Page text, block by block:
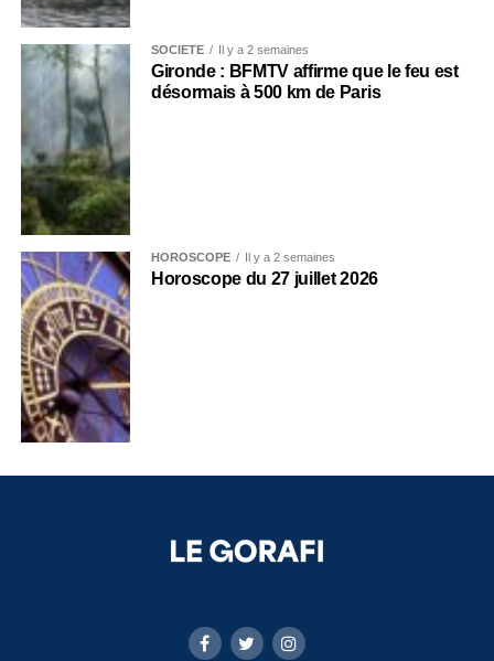
SOCIÉTÉ Il y a 2 semaines
Gironde : BFMTV affirme que le feu est
désormais à 500 km de Paris
HOROSCOPE Il y a 2 semaines
Horoscope du 27 juillet 2026